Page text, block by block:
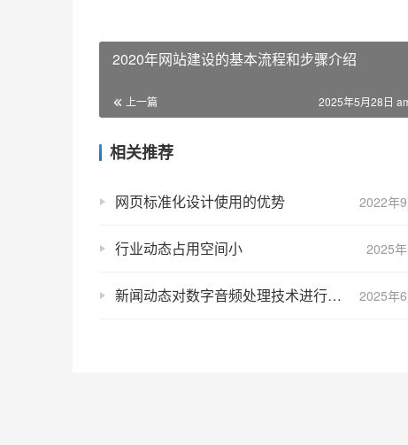
2020年网站建设的基本流程和步骤介绍
上一篇 2025年5月28日
相关推荐
2022年
网页标准化设计使用的优势
2025
行业动态占用空间小
2025年
新闻动态对数字音频处理技术进行说明